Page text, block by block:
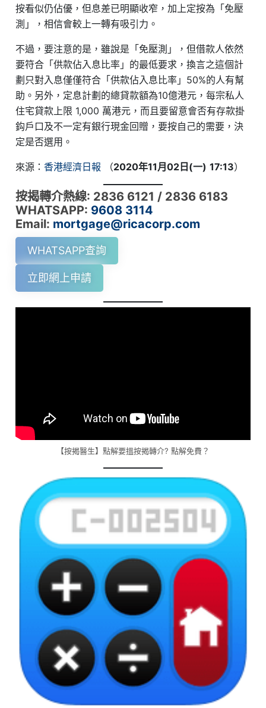
按看似仍佔優，但息差已明顯收窄，加上定按為「免壓
測」，相信會較上一轉有吸引力。
不過，要注意的是，雖說是「免壓測」，但借款人依然
要符合「供款佔入息比率」的最低要求，換言之這個計
劃只對入息僅僅符合「供款佔入息比率」50%的人有幫
助。另外，定息計劃的總貸款額為10億港元，每宗私人
住宅貸款上限 1,000 萬港元，而且要留意會否有存款掛
鈎戶口及不一定有銀行現金回贈，要按自己的需要，決
定是否選用。
來源：香港經濟日報 （2020年11月02日(一) 17:13）
按揭轉介熱線: 2836 6121 / 2836 6183
WHATSAPP: 9608 3114
Email: mortgage@ricacorp.com
WHATSAPP查詢
立即網上申請
【按揭醫生】點解要搵按揭轉介? 點解免費？